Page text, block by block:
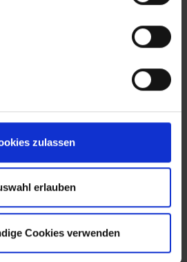
zulassen
erlauben
Cookies verwenden